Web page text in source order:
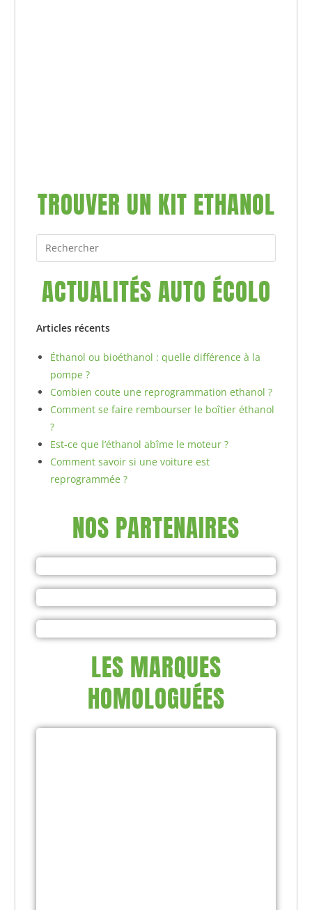
TROUVER UN KIT ETHANOL
ACTUALITÉS AUTO ÉCOLO
Articles récents
Éthanol ou bioéthanol : quelle différence à la
pompe ?
Combien coute une reprogrammation ethanol ?
Comment se faire rembourser le boîtier éthanol
?
Est-ce que l’éthanol abîme le moteur ?
Comment savoir si une voiture est
reprogrammée ?
NOS PARTENAIRES
LES MARQUES
HOMOLOGUÉES